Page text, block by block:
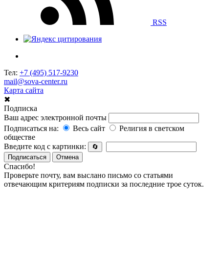
RSS
Тел: +7 (495) 517-9230
mail@sova-center.ru
Карта сайта
✖
Подписка
Ваш адрес электронной почты
Подписаться на:
Весь сайт
Религия в светском
обществе
Введите код с картинки:
🔄
Подписаться
Отмена
Спасибо!
Проверьте почту, вам выслано письмо со статьями
отвечающим критериям подписки за последние трое суток.